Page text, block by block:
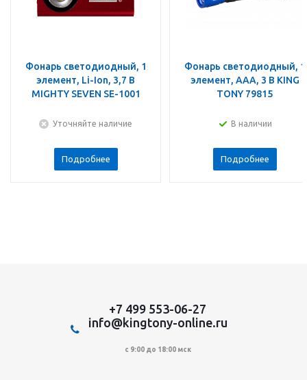
Фонарь светодиодный, 1
элемент, Li-Ion, 3,7 В
MIGHTY SEVEN SE-1001
Уточняйте наличие
Подробнее
Фонарь светодиодный, 1
элемент, ААА, 3 В KING
TONY 79815
В наличии
Подробнее
+7 499 553-06-27
info@kingtony-online.ru
с 9:00 до 18:00 мск